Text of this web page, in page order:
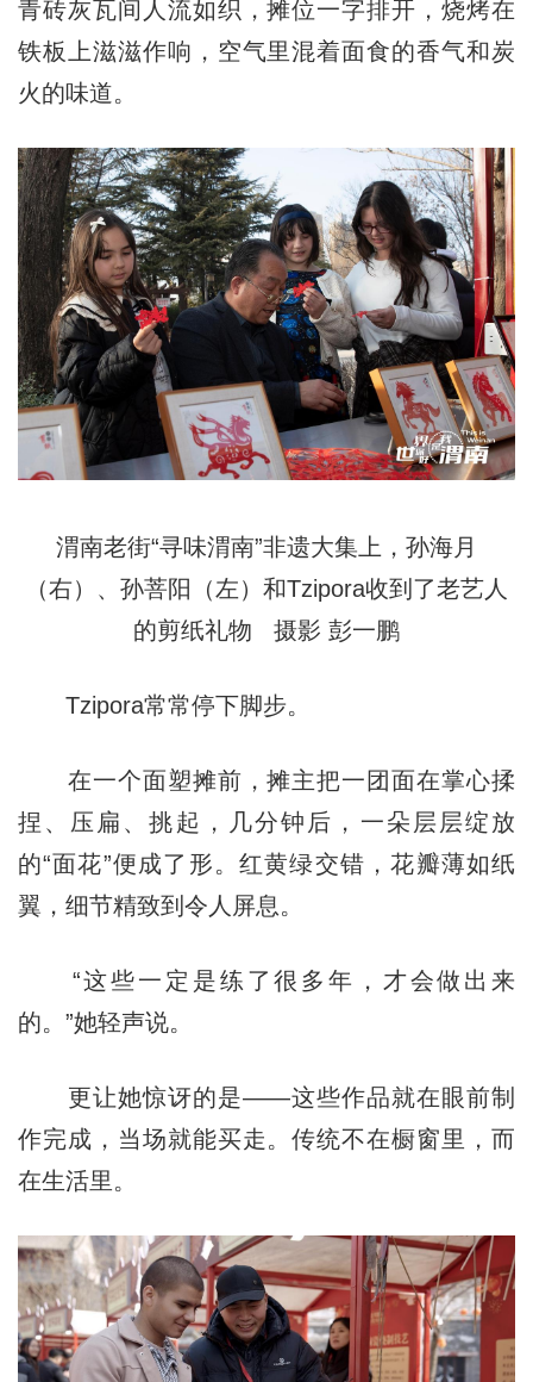
青砖灰瓦间人流如织，摊位一字排开，烧烤在
铁板上滋滋作响，空气里混着面食的香气和炭
火的味道。
渭南老街“寻味渭南”非遗大集上，孙海月
（右）、孙菩阳（左）和Tzipora收到了老艺人
的剪纸礼物 摄影 彭一鹏
Tzipora常常停下脚步。
在一个面塑摊前，摊主把一团面在掌心揉
捏、压扁、挑起，几分钟后，一朵层层绽放
的“面花”便成了形。红黄绿交错，花瓣薄如纸
翼，细节精致到令人屏息。
“这些一定是练了很多年，才会做出来
的。”她轻声说。
更让她惊讶的是——这些作品就在眼前制
作完成，当场就能买走。传统不在橱窗里，而
在生活里。